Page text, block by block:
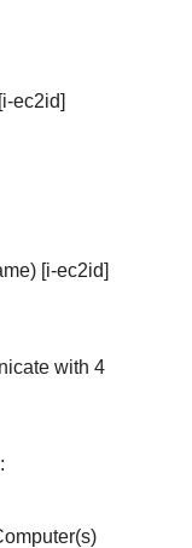
ec2id]
[i-ec2id]
with 4